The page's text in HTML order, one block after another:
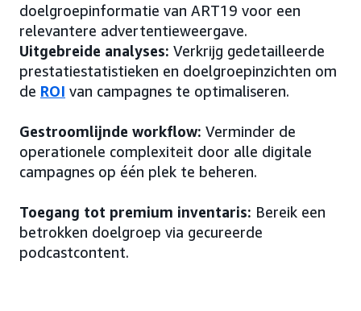
doelgroepinformatie van ART19 voor een
relevantere advertentieweergave.
Uitgebreide analyses: Verkrijg gedetailleerde
prestatiestatistieken en doelgroepinzichten om
de ROI van campagnes te optimaliseren.
Gestroomlijnde workflow: Verminder de
operationele complexiteit door alle digitale
campagnes op één plek te beheren.
Toegang tot premium inventaris: Bereik een
betrokken doelgroep via gecureerde
podcastcontent.